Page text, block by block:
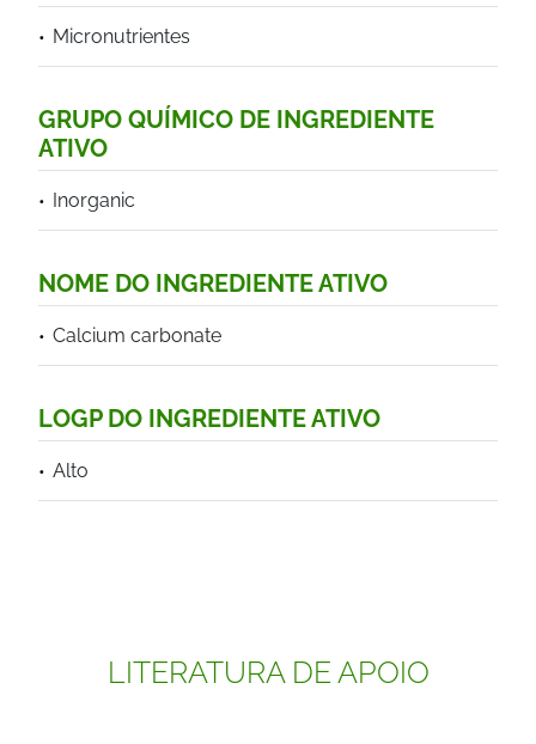
Micronutrientes
GRUPO QUÍMICO DE INGREDIENTE
ATIVO
Inorganic
NOME DO INGREDIENTE ATIVO
Calcium carbonate
LOGP DO INGREDIENTE ATIVO
Alto
LITERATURA DE APOIO